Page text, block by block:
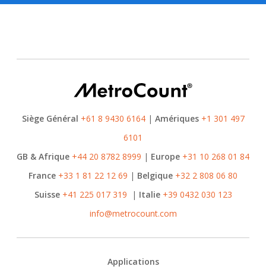
Siège Général +61 8 9430 6164| Amériques +1 301 497
6101
GB & Afrique +44 20 8782 8999 | Europe +31 10 268 01 84
France +33 1 81 22 12 69 | Belgique +32 2 808 06 80
Suisse +41 225 017 319 | Italie +39 0432 030 123
info@metrocount.com
Applications